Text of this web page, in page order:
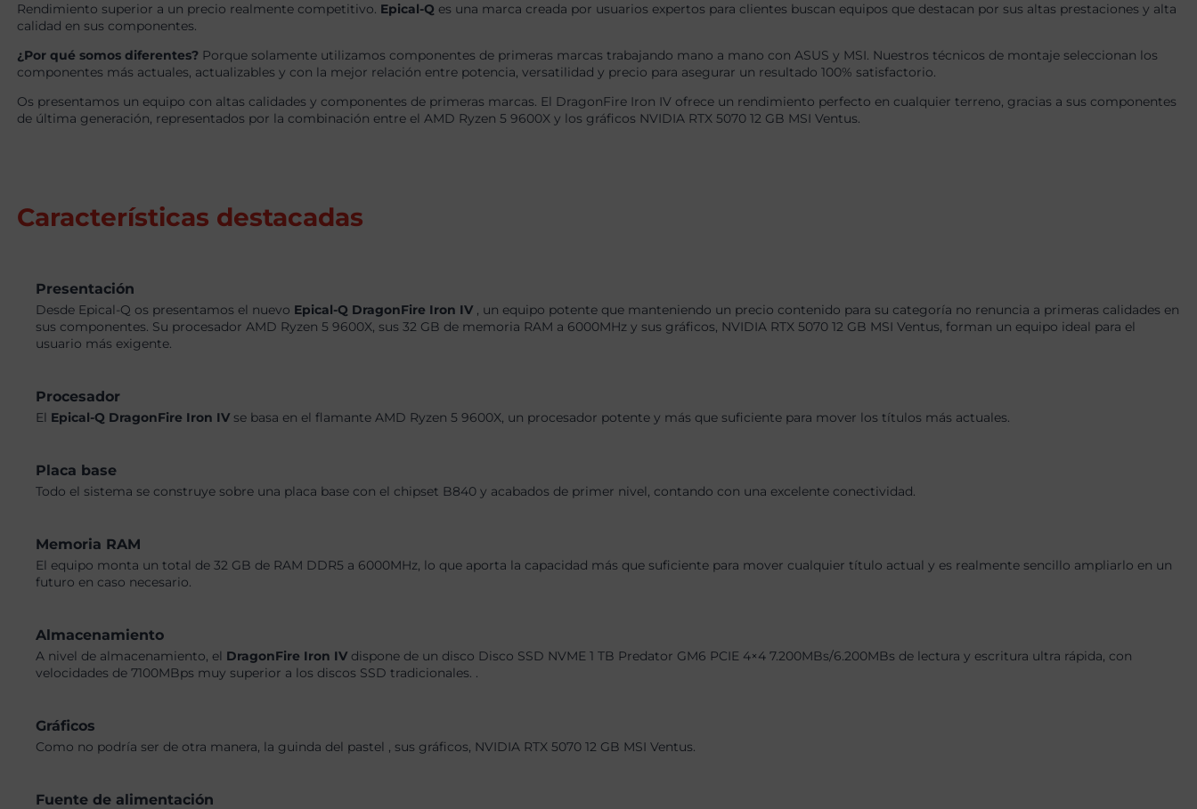
Rendimiento superior a un precio realmente competitivo. Epical-Q es una marca creada por usuarios expertos para clientes buscan equipos que destacan por sus altas prestaciones y alta
calidad en sus componentes.
¿Por qué somos diferentes? Porque solamente utilizamos componentes de primeras marcas trabajando mano a mano con ASUS y MSI. Nuestros técnicos de montaje seleccionan los
componentes más actuales, actualizables y con la mejor relación entre potencia, versatilidad y precio para asegurar un resultado 100% satisfactorio.
Os presentamos un equipo con altas calidades y componentes de primeras marcas. El DragonFire Iron IV ofrece un rendimiento perfecto en cualquier terreno, gracias a sus componentes
de última generación, representados por la combinación entre el AMD Ryzen 5 9600X y los gráficos NVIDIA RTX 5070 12 GB MSI Ventus.
Características destacadas
Presentación
Desde Epical-Q os presentamos el nuevo Epical-Q DragonFire Iron IV , un equipo potente que manteniendo un precio contenido para su categoría no renuncia a primeras calidades en
sus componentes. Su procesador AMD Ryzen 5 9600X, sus 32 GB de memoria RAM a 6000MHz y sus gráficos, NVIDIA RTX 5070 12 GB MSI Ventus, forman un equipo ideal para el
usuario más exigente.
Procesador
El Epical-Q DragonFire Iron IV se basa en el flamante AMD Ryzen 5 9600X, un procesador potente y más que suficiente para mover los títulos más actuales.
Placa base
Todo el sistema se construye sobre una placa base con el chipset B840 y acabados de primer nivel, contando con una excelente conectividad.
Memoria RAM
El equipo monta un total de 32 GB de RAM DDR5 a 6000MHz, lo que aporta la capacidad más que suficiente para mover cualquier título actual y es realmente sencillo ampliarlo en un
futuro en caso necesario.
Almacenamiento
A nivel de almacenamiento, el DragonFire Iron IV dispone de un disco Disco SSD NVME 1 TB Predator GM6 PCIE 4×4 7.200MBs/6.200MBs de lectura y escritura ultra rápida, con
velocidades de 7100MBps muy superior a los discos SSD tradicionales. .
Gráficos
Como no podría ser de otra manera, la guinda del pastel , sus gráficos, NVIDIA RTX 5070 12 GB MSI Ventus.
Fuente de alimentación